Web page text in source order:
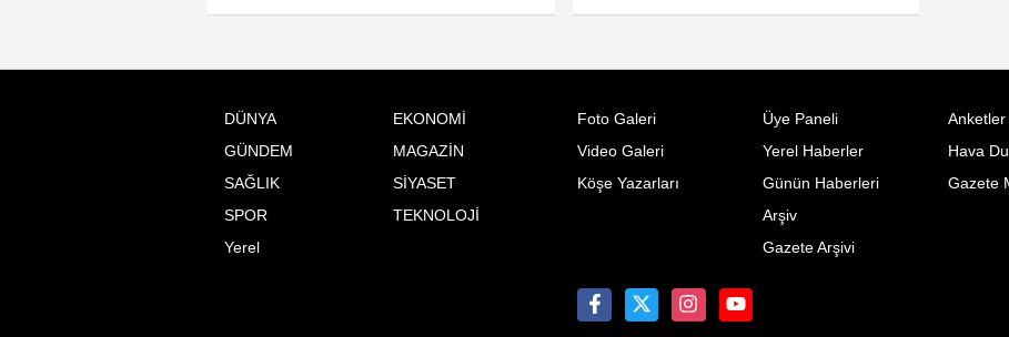
DÜNYA
EKONOMİ
GÜNDEM
MAGAZİN
SAĞLIK
SİYASET
SPOR
TEKNOLOJİ
Yerel
Foto Galeri
Video Galeri
Köşe Yazarları
Üye Paneli
Yerel Haberler
Günün Haberleri
Arşiv
Gazete Arşivi
Anketler
Hava
Gazete